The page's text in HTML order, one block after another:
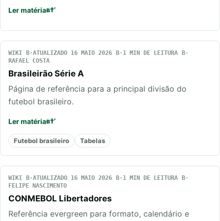
Ler matéria
WIKI ATUALIZADO 16 MAIO 2026
1 MIN DE LEITURA
RAFAEL COSTA
Brasileirão Série A
Página de referência para a principal divisão do
futebol brasileiro.
Ler matéria
Futebol brasileiro Tabelas
WIKI ATUALIZADO 16 MAIO 2026
1 MIN DE LEITURA
FELIPE NASCIMENTO
CONMEBOL Libertadores
Referência evergreen para formato, calendário e